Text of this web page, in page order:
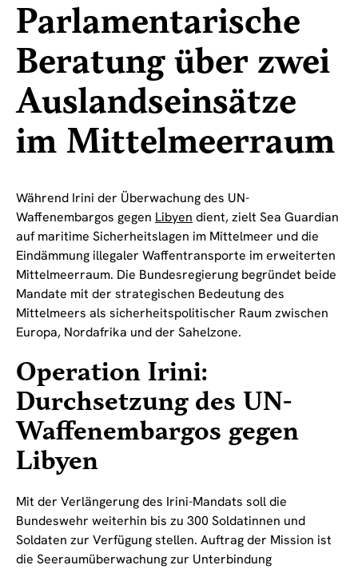
Parlamentarische
Beratung über zwei
Auslandseinsätze
im Mittelmeerraum
Während Irini der Überwachung des UN-
Waffenembargos gegen Libyen dient, zielt Sea Guardian
auf maritime Sicherheitslagen im Mittelmeer und die
Eindämmung illegaler Waffentransporte im erweiterten
Mittelmeerraum. Die Bundesregierung begründet beide
Mandate mit der strategischen Bedeutung des
Mittelmeers als sicherheitspolitischer Raum zwischen
Europa, Nordafrika und der Sahelzone.
Operation Irini:
Durchsetzung des UN-
Waffenembargos gegen
Libyen
Mit der Verlängerung des Irini-Mandats soll die
Bundeswehr weiterhin bis zu 300 Soldatinnen und
Soldaten zur Verfügung stellen. Auftrag der Mission ist
die Seeraumüberwachung zur Unterbindung